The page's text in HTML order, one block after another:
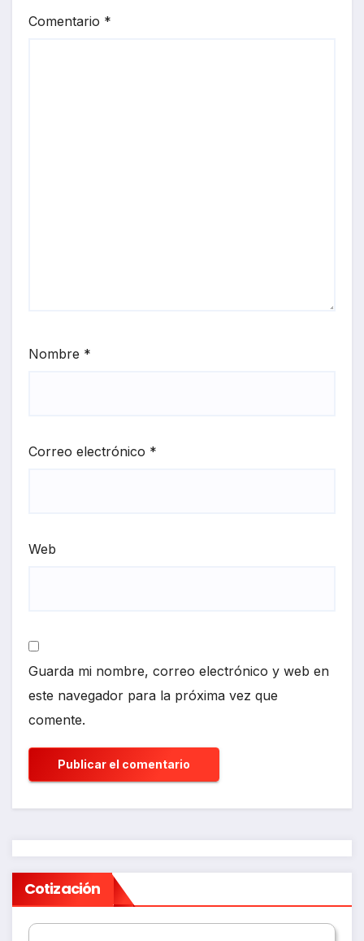
Comentario *
Nombre *
Correo electrónico *
Web
Guarda mi nombre, correo electrónico y web en
este navegador para la próxima vez que
comente.
Cotización